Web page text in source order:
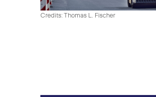
Credits: Thomas L. Fischer